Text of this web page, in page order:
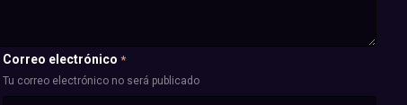
Correo electrónico *
Tu correo electrónico no será publicado